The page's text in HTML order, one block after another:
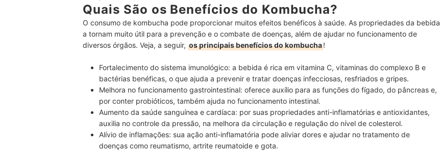
Quais São os Benefícios do Kombucha?
O consumo de kombucha pode proporcionar muitos efeitos benéficos à saúde. As propriedades da bebida
a tornam muito útil para a prevenção e o combate de doenças, além de ajudar no funcionamento de
diversos órgãos. Veja, a seguir, os principais benefícios do kombucha!
Fortalecimento do sistema imunológico: a bebida é rica em vitamina C, vitaminas do complexo B e
bactérias benéficas, o que ajuda a prevenir e tratar doenças infecciosas, resfriados e gripes.
Melhora no funcionamento gastrointestinal: oferece auxílio para as funções do fígado, do pâncreas e,
por conter probióticos, também ajuda no funcionamento intestinal.
Aumento da saúde sanguínea e cardíaca: por suas propriedades anti-inflamatórias e antioxidantes,
auxilia no controle da pressão, na melhora da circulação e regulação do nível de colesterol.
Alívio de inflamações: sua ação anti-inflamatória pode aliviar dores e ajudar no tratamento de
doenças como reumatismo, artrite reumatoide e gota.